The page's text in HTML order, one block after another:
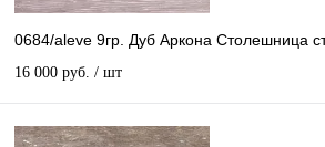
0684/aleve 9гр. Дуб Аркона Столешница
16 000 руб. / шт